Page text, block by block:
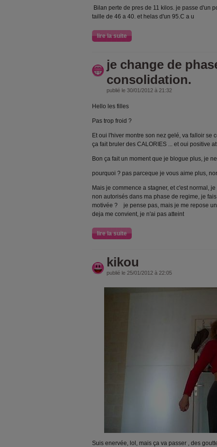
Bilan perte de pres de 11 kilos. je passe d'un
taille de 46 a 40. et helas d'un 95.C a u
lire la suite
je change de
consolidation.
publié le 30/01/2012 à 21:32
Hello les filles
Pas trop froid ?
Et oui l'hiver montre son nez gelé, va falloir se
ça fait bruler des CALORIES ... et oui positive
Bon ça fait un moment que je blogue plus, je
pourquoi ? pas parceque je vous aime plus,
Mais je commence a stagner, et c'est normal,
non autorisés dans ma phase de regime, je
motivée ? je pense pas, mais je me repose
deja me convient, je n'ai pas atteint
lire la suite
kikou
publié le 25/01/2012 à 22:05
Suis enervée, lol, mais ça va passer , des